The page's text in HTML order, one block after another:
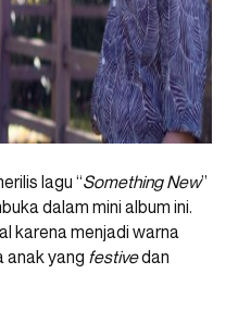
lagu “Something New”
dalam mini album ini.
karena menjadi warna
anak yang festivedan